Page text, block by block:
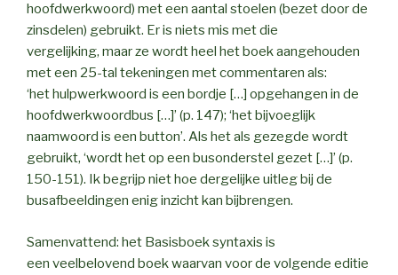
hoofdwerkwoord) met een aantal stoelen (bezet door de
zinsdelen) gebruikt. Er is niets mis met die
vergelijking, maar ze wordt heel het boek aangehouden
met een 25-tal tekeningen met commentaren als:
‘het hulpwerkwoord is een bordje […] opgehangen in de
hoofdwerkwoordbus […]’ (p. 147); ‘het bijvoeglijk
naamwoord is een button’. Als het als gezegde wordt
gebruikt, ‘wordt het op een busonderstel gezet […]’ (p.
150-151). Ik begrijp niet hoe dergelijke uitleg bij de
busafbeeldingen enig inzicht kan bijbrengen.
Samenvattend: het Basisboek syntaxis is
een veelbelovend boek waarvan voor de volgende editie